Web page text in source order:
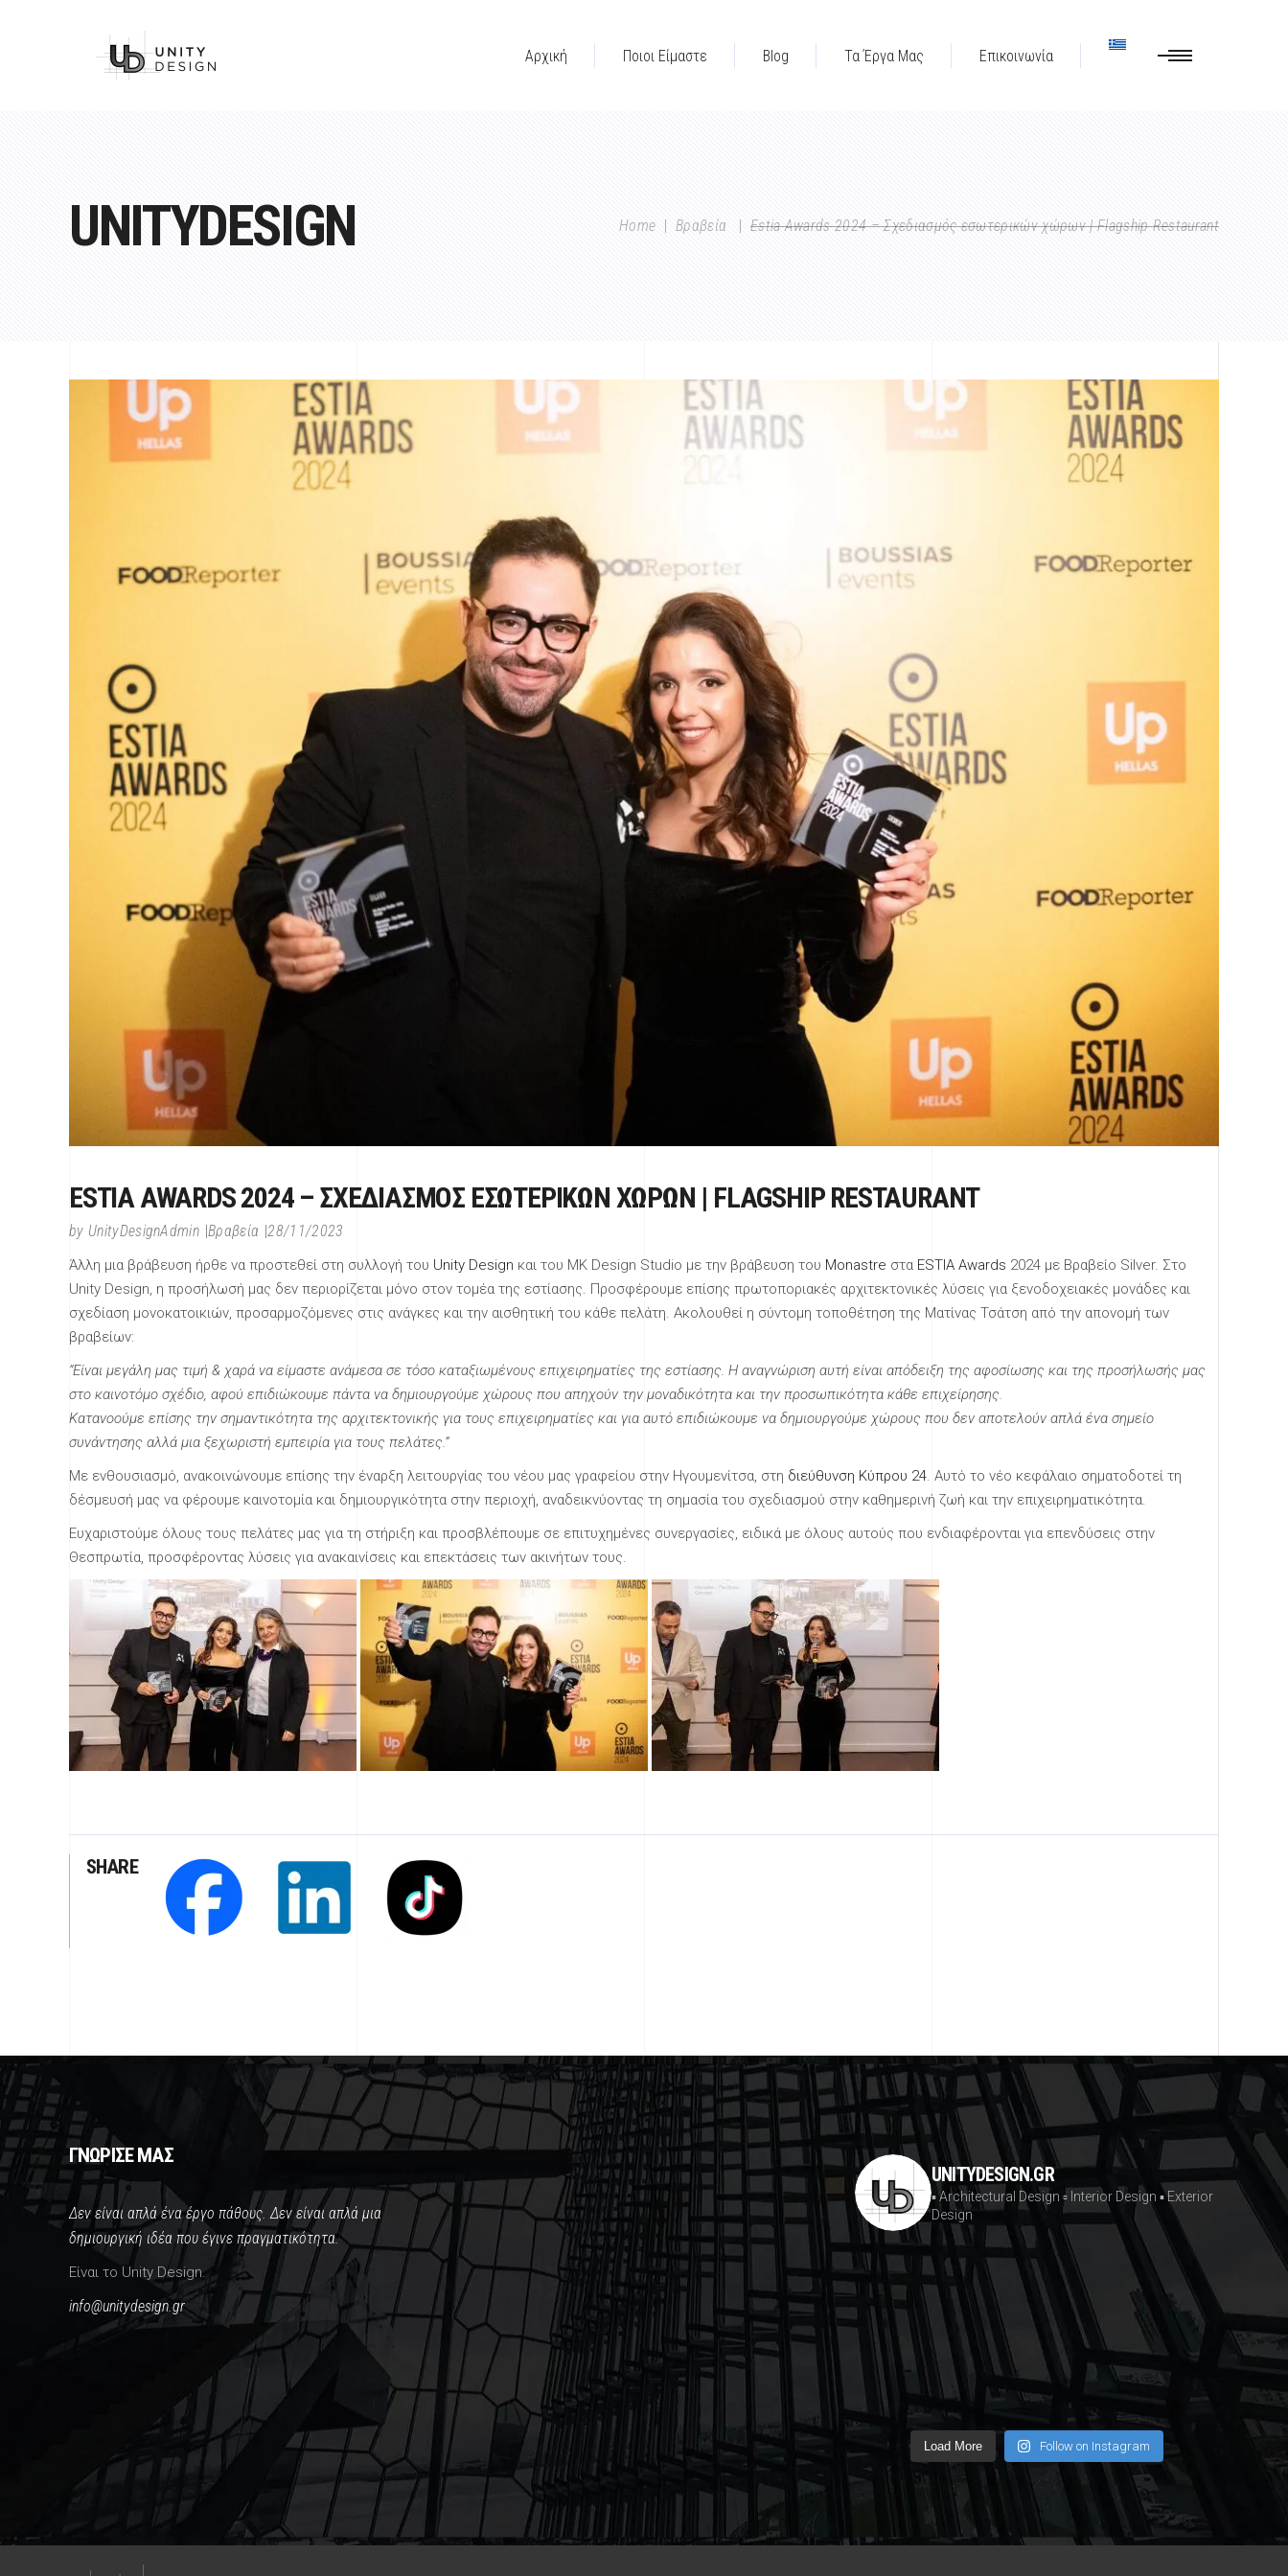
Αρχική Ποιοι Είμαστε Blog Τα Έργα Μας Επικοινωνία
UNITYDESIGN Home |Βραβεία | Estia Awards 2024 – Σχεδιασμός εσωτερικών χώρων | Flagship Restaurant
ESTIA AWARDS 2024 – ΣΧΕΔΙΑΣΜΌΣ ΕΣΩΤΕΡΙΚΏΝ ΧΏΡΩΝ | FLAGSHIP RESTAURANT
by UnityDesignAdmin Βραβεία 28/11/2023
Άλλη μια βράβευση ήρθε να προστεθεί στη συλλογή του Unity Design και του MK Design Studio με την βράβευση του Monastre στα ESTIA Awards 2024 με Βραβείο Silver. Στο
Unity Design, η προσήλωσή μας δεν περιορίζεται μόνο στον τομέα της εστίασης. Προσφέρουμε επίσης πρωτοποριακές αρχιτεκτονικές λύσεις για ξενοδοχειακές μονάδες και
σχεδίαση μονοκατοικιών, προσαρμοζόμενες στις ανάγκες και την αισθητική του κάθε πελάτη. Ακολουθεί η σύντομη τοποθέτηση της Ματίνας Τσάτση από την απονομή των
βραβείων:
“Είναι μεγάλη μας τιμή & χαρά να είμαστε ανάμεσα σε τόσο καταξιωμένους επιχειρηματίες της εστίασης. Η αναγνώριση αυτή είναι απόδειξη της αφοσίωσης και της προσήλωσής μας
στο καινοτόμο σχέδιο, αφού επιδιώκουμε πάντα να δημιουργούμε χώρους που απηχούν την μοναδικότητα και την προσωπικότητα κάθε επιχείρησης.
Κατανοούμε επίσης την σημαντικότητα της αρχιτεκτονικής για τους επιχειρηματίες και για αυτό επιδιώκουμε να δημιουργούμε χώρους που δεν αποτελούν απλά ένα σημείο
συνάντησης αλλά μια ξεχωριστή εμπειρία για τους πελάτες.”
Με ενθουσιασμό, ανακοινώνουμε επίσης την έναρξη λειτουργίας του νέου μας γραφείου στην Ηγουμενίτσα, στη διεύθυνση Κύπρου 24. Αυτό το νέο κεφάλαιο σηματοδοτεί τη
δέσμευσή μας να φέρουμε καινοτομία και δημιουργικότητα στην περιοχή, αναδεικνύοντας τη σημασία του σχεδιασμού στην καθημερινή ζωή και την επιχειρηματικότητα.
Ευχαριστούμε όλους τους πελάτες μας για τη στήριξη και προσβλέπουμε σε επιτυχημένες συνεργασίες, ειδικά με όλους αυτούς που ενδιαφέρονται για επενδύσεις στην
Θεσπρωτία, προσφέροντας λύσεις για ανακαινίσεις και επεκτάσεις των ακινήτων τους.
SHARE
ΓΝΩΡΙΣΕ ΜΑΣ
Δεν είναι απλά ένα έργο πάθους. Δεν είναι απλά μια
δημιουργική ιδέα που έγινε πραγματικότητα.
Είναι το Unity Design.
info@unitydesign.gr
UNITYDESIGN.GR
▪️ Architectural Design ▫️ Interior Design ▪️ Exterior
Design
Load More Follow on Instagram